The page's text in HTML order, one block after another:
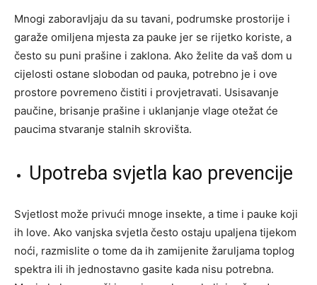
Mnogi zaboravljaju da su tavani, podrumske prostorije i
garaže omiljena mjesta za pauke jer se rijetko koriste, a
često su puni prašine i zaklona. Ako želite da vaš dom u
cijelosti ostane slobodan od pauka, potrebno je i ove
prostore povremeno čistiti i provjetravati. Usisavanje
paučine, brisanje prašine i uklanjanje vlage otežat će
paucima stvaranje stalnih skrovišta.
Upotreba svjetla kao prevencije
Svjetlost može privući mnoge insekte, a time i pauke koji
ih love. Ako vanjska svjetla često ostaju upaljena tijekom
noći, razmislite o tome da ih zamijenite žaruljama toplog
spektra ili ih jednostavno gasite kada nisu potrebna.